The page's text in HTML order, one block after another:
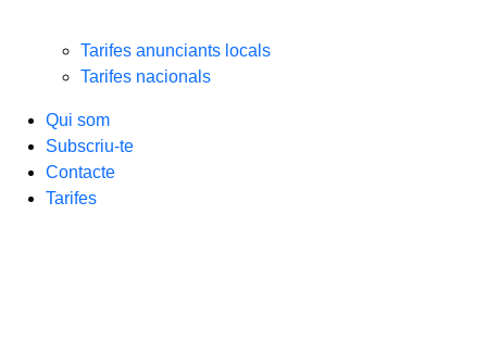
Tarifes anunciants locals
Tarifes nacionals
Qui som
Subscriu-te
Contacte
Tarifes